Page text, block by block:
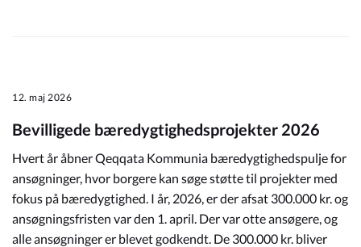
12. maj 2026
Bevilligede bæredygtighedsprojekter 2026
Hvert år åbner Qeqqata Kommunia bæredygtighedspulje for
ansøgninger, hvor borgere kan søge støtte til projekter med
fokus på bæredygtighed. I år, 2026, er der afsat 300.000 kr. og
ansøgningsfristen var den 1. april. Der var otte ansøgere, og
alle ansøgninger er blevet godkendt. De 300.000 kr. bliver